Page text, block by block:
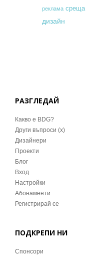
реклама среща
дизайн
РАЗГЛЕДАЙ
Какво е BDG?
Други въпроси (x)
Дизайнери
Проекти
Блог
Вход
Настройки
Абонаменти
Регистрирай се
ПОДКРЕПИ НИ
Спонсори